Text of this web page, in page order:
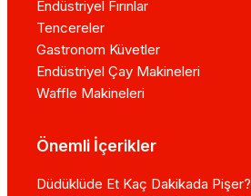
Endüstriyel Fırınlar
Tencereler
Gastronom Küvetler
Endüstriyel Çay Makineleri
Waffle Makineleri
Önemli İçerikler
Düdüklüde Et Kaç Dakikada Pişer?